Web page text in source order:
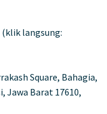
(klik langsung:
Square, Bahagia,
Jawa Barat 17610,